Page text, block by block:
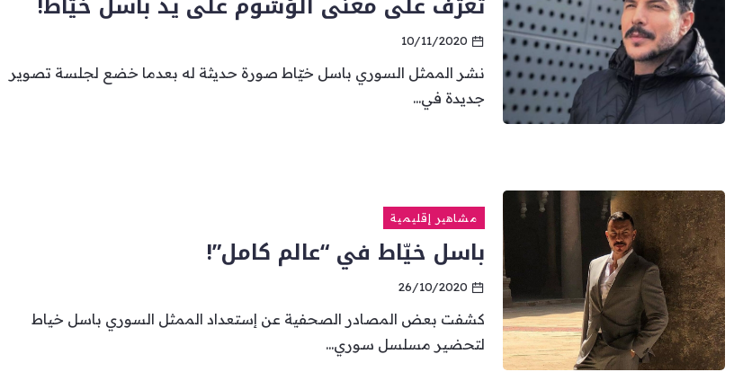
10/11/2020
نشر الممثل السوري باسل خيّاط صورة حديثة له بعدما خضع لجلسة تصوير
جديدة في...
مشاهير إقليمية
باسل خيّاط في “عالم كامل”!
26/10/2020
كشفت بعض المصادر الصحفية عن إستعداد الممثل السوري باسل خياط
لتحضير مسلسل سوري...